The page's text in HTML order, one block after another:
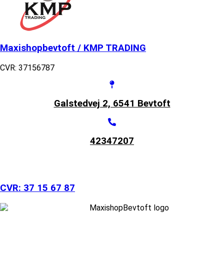
Maxishopbevtoft / KMP TRADING
CVR: 37156787
Galstedvej 2, 6541 Bevtoft
42347207
CVR: 37 15 67 87